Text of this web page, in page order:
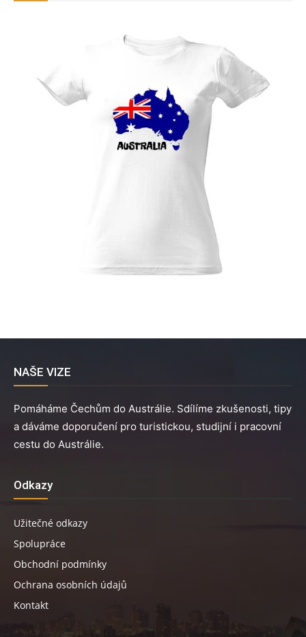
NAŠE VIZE
Pomáháme Čechům do Austrálie. Sdílíme zkušenosti, tipy
a dáváme doporučení pro turistickou, studijní i pracovní
cestu do Austrálie.
Odkazy
Užitečné odkazy
Spolupráce
Obchodní podmínky
Ochrana osobních údajů
Kontakt